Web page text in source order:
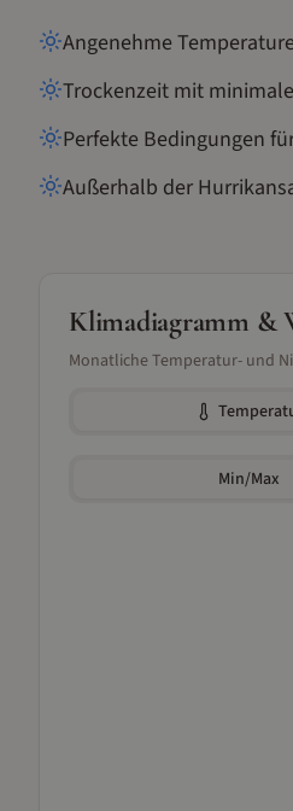
Angenehme
Trockenzeit mit
Perfekte Bedingungen
Außerhalb der
Klimadiagramm &
Monatliche Temperatur- und
Min/Max